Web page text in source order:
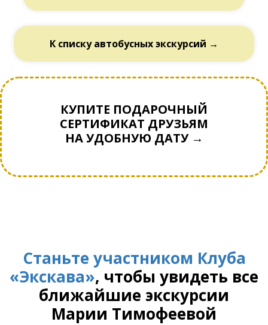
К списку автобусных экскурсий →
КУПИТЕ ПОДАРОЧНЫЙ
СЕРТИФИКАТ ДРУЗЬЯМ
НА УДОБНУЮ ДАТУ →
Станьте участником Клуба
«Экскава», чтобы увидеть все
ближайшие экскурсии
Марии Тимофеевой